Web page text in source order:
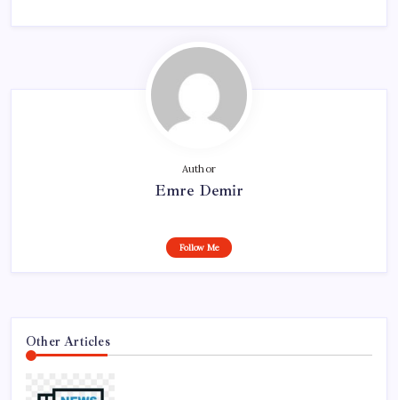
Author
Emre Demir
Follow Me
Other Articles